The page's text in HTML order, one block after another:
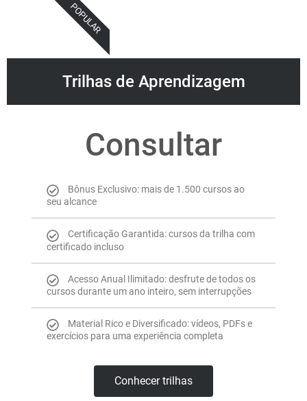
POPULAR
Trilhas de Aprendizagem
Consultar
Bônus Exclusivo: mais de 1.500 cursos ao
seu alcance
Certificação Garantida: cursos da trilha com
certificado incluso
Acesso Anual Ilimitado: desfrute de todos os
cursos durante um ano inteiro, sem interrupções
Material Rico e Diversificado: vídeos, PDFs e
exercícios para uma experiência completa
Conhecer trilhas